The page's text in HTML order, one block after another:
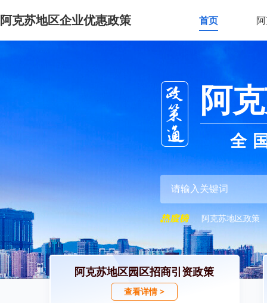
阿克苏地区企业优惠政策 首页
阿
全
阿克苏地区政策
阿克苏地区园区招商引资政策
查看详情 >